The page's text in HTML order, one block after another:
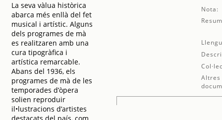
La seva vàlua històrica
abarca més enllà del fet
musical i artístic. Alguns
dels programes de mà
es realitzaren amb una
cura tipogràfica i
artística remarcable.
Abans del 1936, els
programes de mà de les
temporades d’òpera
solien reproduir
il•lustracions d’artistes
Nota:
Altres